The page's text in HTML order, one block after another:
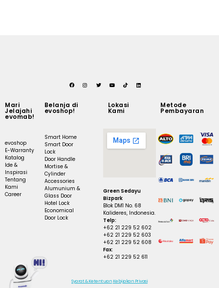
Mari
Jelajahi
evomab!
evoshop
E-Warranty
Katalog
Ide &
Inspirasi
Tentang
Kami
Career
Belanja di
evoshop!
Smart Home
Smart Door
Lock
Door Handle
Mortise &
Cylinder
Accessories
Alumunium &
Glass Door
Hotel Lock
Economical
Door Lock
Lokasi
Kami
Green Sedayu
Bizpark
Blok DM1 No. 68
Kalideres, Indonesia.
Telp:
+62 21 229 52 602
+62 21 229 52 603
+62 21 229 52 608
Fax:
+62 21 229 52 611
Metode
Pembayaran
Syarat & Ketentuan Kebijakan Privasi